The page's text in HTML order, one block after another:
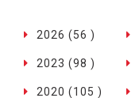
2026 (56 )
2023 (98 )
2020 (105 )